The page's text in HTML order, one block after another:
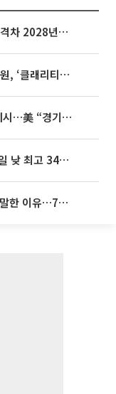
종부세 개편에도…1·3주택 종부세 격차 2028년부터 확대
미국, 가상자산 포괄 규제 속도…상원, ‘클래리티법’ 9월 절차투표 추진
이란, 미국에 호르무즈 합의 조건 제시…美 “경기 아직 안 끝나” [종합]
[내일 날씨] 전국 무더위 계속…10일 낮 최고 34도 육박
추미애가 페이스북서 네 번 재정을 말한 이유…7700억 추경 열쇠는 도의회에